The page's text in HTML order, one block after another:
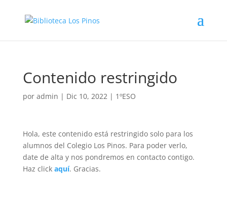
Contenido restringido
por admin | Dic 10, 2022| 1ºESO
Hola, este contenido está restringido solo para los
alumnos del Colegio Los Pinos. Para poder verlo,
date de alta y nos pondremos en contacto contigo.
Haz click aquí. Gracias.